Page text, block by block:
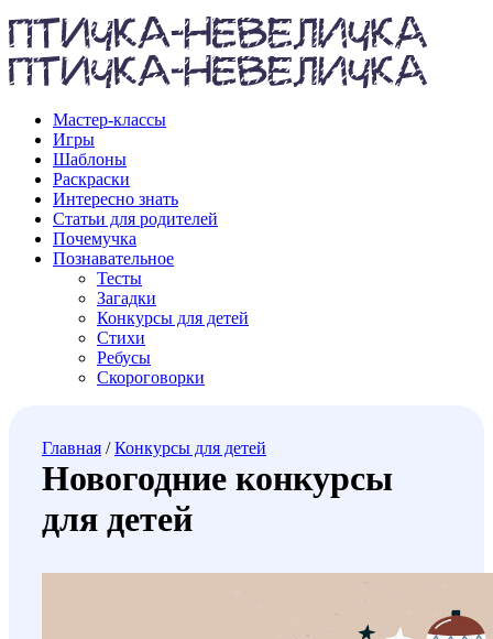
Мастер-классы
Игры
Шаблоны
Раскраски
Интересно знать
Статьи для родителей
Почемучка
Познавательное
Тесты
Загадки
Конкурсы для детей
Стихи
Ребусы
Скороговорки
Главная /Конкурсы для детей
Новогодние конкурсы
для детей